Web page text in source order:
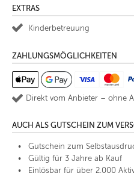
EXTRAS
Kinderbetreuung
ZAHLUNGSMÖGLICHKEITEN
Direkt vom Anbieter – ohne
AUCH ALS GUTSCHEIN ZUM
Gutschein zum
Gültig für 3 Jahre ab Kauf
Einlösbar für über 2.000